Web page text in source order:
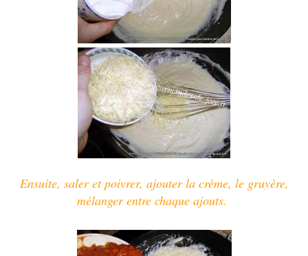
Ensuite, saler et poivrer, ajouter la crème, le gruyère,
mélanger entre chaque ajouts.